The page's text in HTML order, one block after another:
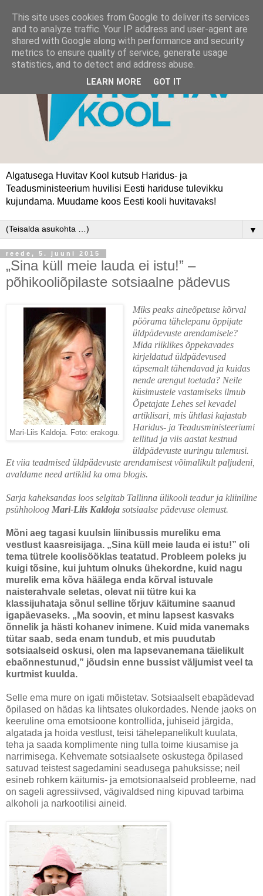
Algatusega Huvitav Kool kutsub Haridus- ja
Teadusministeerium huvilisi Eesti hariduse tulevikku
kujundama. Muudame koos Eesti kooli huvitavaks!
▼
reede, 5. juuni 2015
„Sina küll meie lauda ei istu!” –
põhikooliõpilaste sotsiaalne pädevus
Mari-Liis Kaldoja. Foto: erakogu.
Miks peaks aineõpetuse kõrval
pöörama tähelepanu õppijate
üldpädevuste arendamisele?
Mida riiklikes õppekavades
kirjeldatud üldpädevused
täpsemalt tähendavad ja kuidas
nende arengut toetada? Neile
küsimustele vastamiseks ilmub
Õpetajate Lehes sel kevadel
artiklisari, mis ühtlasi kajastab
Haridus- ja Teadusministeeriumi
tellitud ja viis aastat kestnud
üldpädevuste uuringu tulemusi.
Et viia teadmised üldpädevuste arendamisest võimalikult paljudeni,
avaldame need artiklid ka oma blogis.
Sarja kaheksandas loos selgitab Tallinna ülikooli teadur ja kliiniline
psühholoog Mari-Liis Kaldoja sotsiaalse pädevuse olemust.
Mõni aeg tagasi kuulsin liinibussis mureliku ema
vestlust kaasreisijaga. „Sina küll meie lauda ei istu!” oli
tema tütrele koolisööklas teatatud. Probleem poleks ju
kuigi tõsine, kui juhtum olnuks ühekordne, kuid nagu
murelik ema kõva häälega enda kõrval istuvale
naisterahvale seletas, olevat nii tütre kui ka
klassijuhataja sõnul selline tõrjuv käitumine saanud
igapäevaseks. „Ma soovin, et minu lapsest kasvaks
õnnelik ja hästi kohanev inimene. Kuid mida vanemaks
tütar saab, seda enam tundub, et mis puudutab
sotsiaalseid oskusi, olen ma lapsevanemana täielikult
ebaõnnestunud,” jõudsin enne bussist väljumist veel ta
kurtmist kuulda.
Selle ema mure on igati mõistetav. Sotsiaalselt ebapädevad
õpilased on hädas ka lihtsates olukordades. Nende jaoks on
keeruline oma emotsioone kontrollida, juhiseid järgida,
algatada ja hoida vestlust, teisi tähelepanelikult kuulata,
teha ja saada komplimente ning tulla toime kiusamise ja
narrimisega. Kehvemate sotsiaalsete oskustega õpilased
satuvad teistest sagedamini seadusega pahuksisse; neil
esineb rohkem käitumis- ja emotsionaalseid probleeme, nad
on sageli agressiivsed, vägivaldsed ning kipuvad tarbima
alkoholi ja narkootilisi aineid.
This site uses cookies from Google to deliver its services
and to analyze traffic. Your IP address and user-agent are
shared with Google along with performance and security
metrics to ensure quality of service, generate usage
statistics, and to detect and address abuse.
LEARN MORE GOT IT